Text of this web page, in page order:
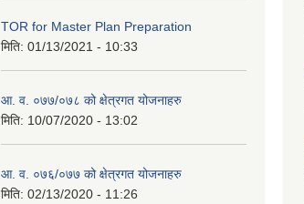
TOR for Master Plan Preparation
मिति: 01/13/2021 - 10:33
आ. व. ०७७/०७८ को क्षेत्रगत योजनाहरु
मिति: 10/07/2020 - 13:02
आ. व. ०७६/०७७ को क्षेत्रगत योजनाहरु
मिति: 02/13/2020 - 11:26